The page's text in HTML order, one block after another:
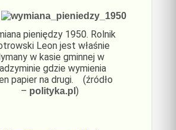
pieniędzy 1950. Rolnik
Leon jest właśnie
w kasie gminnej w
gdzie wymienia
papier na drugi. (źródło
– polityka.pl )